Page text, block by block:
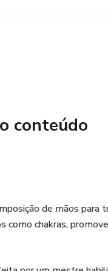
conteúdo
de mãos
como chakras,